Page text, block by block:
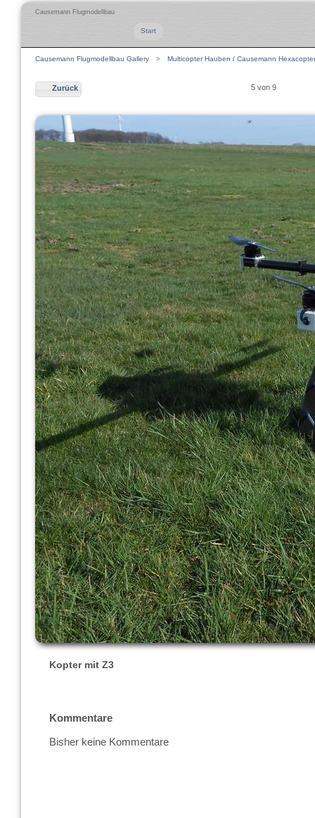
Causemann Flugmodellbau
Start
Causemann Flugmodellbau Gallery Multicopter Hauben / Causemann Hexacopter
Zurück 5 von 9
Kopter mit Z3
Kommentare
Bisher keine Kommentare